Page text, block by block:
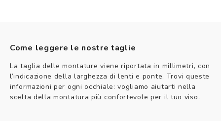
Come leggere le nostre taglie
La taglia delle montature viene riportata in millimetri, con
l’indicazione della larghezza di lenti e ponte. Trovi queste
informazioni per ogni occhiale: vogliamo aiutarti nella
scelta della montatura più confortevole per il tuo viso.